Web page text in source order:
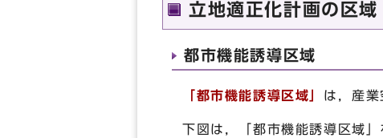
立地適正化計画の区域
都市機能誘導区域
「都市機能誘導区域」 は，産業
下図は，「都市機能誘導区域